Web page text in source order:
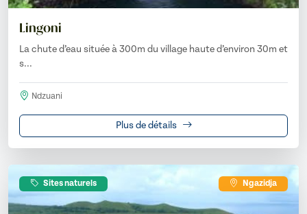
Lingoni
La chute d’eau située à 300m du village haute d’environ 30m et
s...
Ndzuani
Plus de détails
Sites naturels Ngazidja